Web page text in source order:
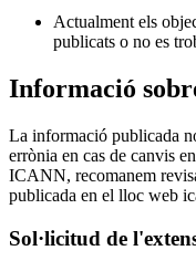
Actualment els
publicats o no es
Informació
La informació publicada
errònia en cas de canvis
ICANN, recomanem
publicada en el lloc web
Sol·licitud de